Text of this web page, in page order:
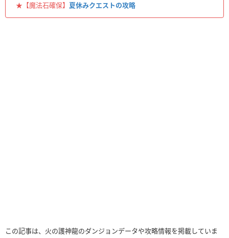
★【魔法石確保】 夏休みクエストの攻略
この記事は、火の護神龍のダンジョンデータや攻略情報を掲載していま